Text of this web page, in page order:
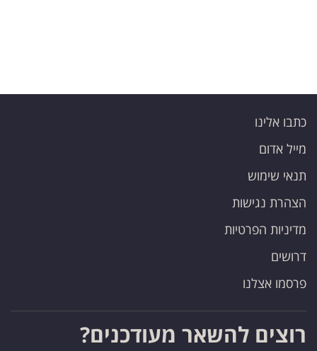
כתבו אלינו
מייל אדום
תנאי שימוש
הצהרת נגישות
מדיניות הפרטיות
דרושים
פרסמו אצלנו
רוצים להשאר מעודכנים?